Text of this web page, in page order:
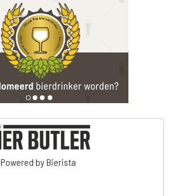
Powered by Bierista